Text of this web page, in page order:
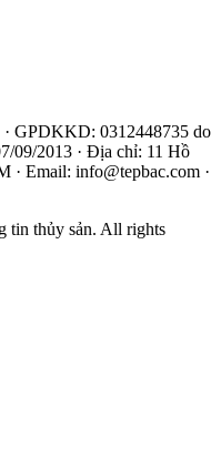
GPDKKD: 0312448735 do
09/2013 · Địa chỉ: 11 Hồ
· Email: info@tepbac.com ·
tin thủy sản. All rights